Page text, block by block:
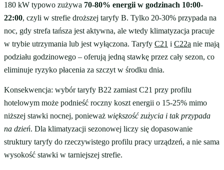
180 kW typowo zużywa 70-80% energii w godzinach 10:00-
22:00, czyli w strefie droższej taryfy B. Tylko 20-30% przypada na
noc, gdy strefa tańsza jest aktywna, ale wtedy klimatyzacja pracuje
w trybie utrzymania lub jest wyłączona. Taryfy C21 i C22a nie mają
podziału godzinowego – oferują jedną stawkę przez cały sezon, co
eliminuje ryzyko płacenia za szczyt w środku dnia.
Konsekwencja: wybór taryfy B22 zamiast C21 przy profilu
hotelowym może podnieść roczny koszt energii o 15-25% mimo
niższej stawki nocnej, ponieważ większość zużycia i tak przypada
na dzień. Dla klimatyzacji sezonowej liczy się dopasowanie
struktury taryfy do rzeczywistego profilu pracy urządzeń, a nie sama
wysokość stawki w tarniejszej strefie.